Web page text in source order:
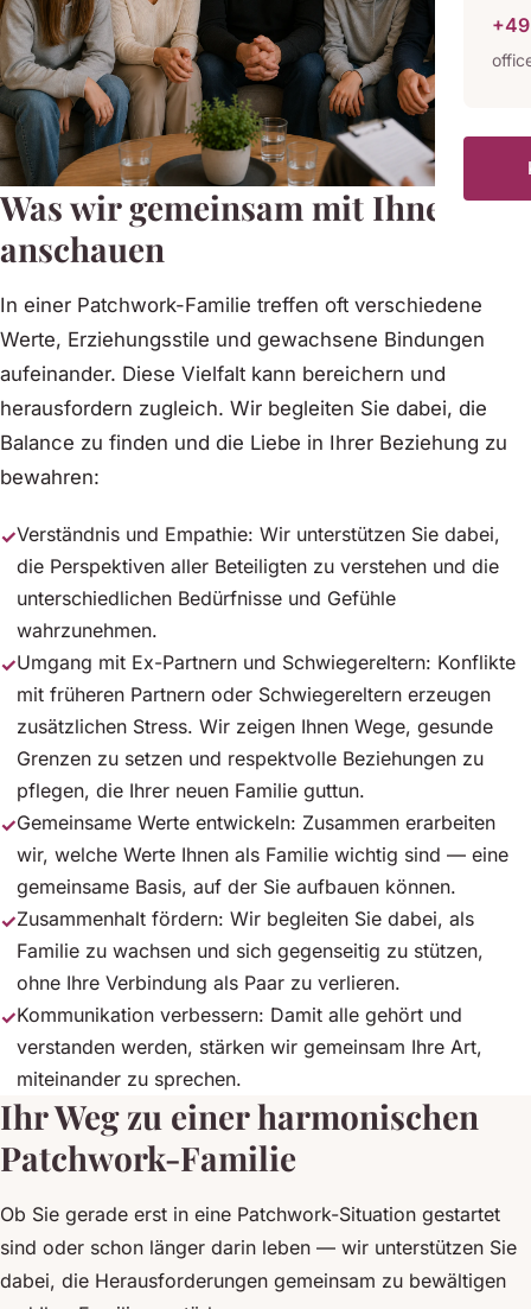
Was wir gemeinsam mit Ihnen
anschauen
In einer Patchwork-Familie treffen oft verschiedene
Werte, Erziehungsstile und gewachsene Bindungen
aufeinander. Diese Vielfalt kann bereichern und
herausfordern zugleich. Wir begleiten Sie dabei, die
Balance zu finden und die Liebe in Ihrer Beziehung zu
bewahren:
Verständnis und Empathie: Wir unterstützen Sie dabei,
die Perspektiven aller Beteiligten zu verstehen und die
unterschiedlichen Bedürfnisse und Gefühle
wahrzunehmen.
Umgang mit Ex-Partnern und Schwiegereltern: Konflikte
mit früheren Partnern oder Schwiegereltern erzeugen
zusätzlichen Stress. Wir zeigen Ihnen Wege, gesunde
Grenzen zu setzen und respektvolle Beziehungen zu
pflegen, die Ihrer neuen Familie guttun.
Gemeinsame Werte entwickeln: Zusammen erarbeiten
wir, welche Werte Ihnen als Familie wichtig sind — eine
gemeinsame Basis, auf der Sie aufbauen können.
Zusammenhalt fördern: Wir begleiten Sie dabei, als
Familie zu wachsen und sich gegenseitig zu stützen,
ohne Ihre Verbindung als Paar zu verlieren.
Kommunikation verbessern: Damit alle gehört und
verstanden werden, stärken wir gemeinsam Ihre Art,
miteinander zu sprechen.
Ihr Weg zu einer harmonischen
Patchwork-Familie
Ob Sie gerade erst in eine Patchwork-Situation gestartet
sind oder schon länger darin leben — wir unterstützen Sie
dabei, die Herausforderungen gemeinsam zu bewältigen